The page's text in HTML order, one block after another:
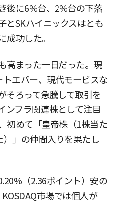
後に6%台、2%台の下落
とSKハイニックスはとも
成功した。
高まった一日だった。現
エバー、現代モービスな
そろって急騰して取引を
ンフラ関連株として注目
初めて「皇帝株（1株当た
）」の仲間入りを果たし
（2.36ポイント）安の
市場では個人が